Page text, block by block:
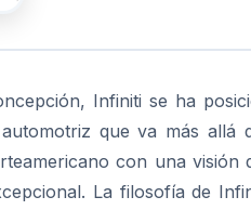
Infiniti se ha
que va más allá
con una visión
La filosofía de